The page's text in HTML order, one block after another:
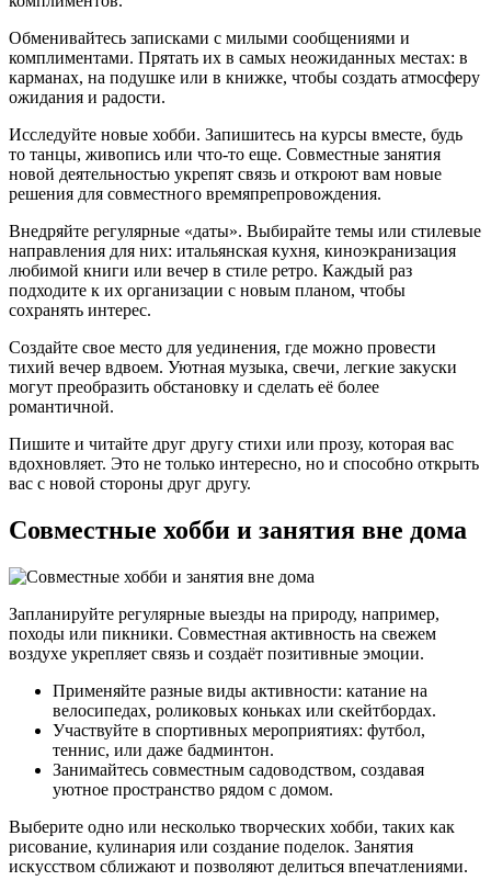
Обменивайтесь записками с милыми сообщениями и
комплиментами. Прятать их в самых неожиданных местах: в
карманах, на подушке или в книжке, чтобы создать атмосферу
ожидания и радости.
Исследуйте новые хобби. Запишитесь на курсы вместе, будь
то танцы, живопись или что-то еще. Совместные занятия
новой деятельностью укрепят связь и откроют вам новые
решения для совместного времяпрепровождения.
Внедряйте регулярные «даты». Выбирайте темы или стилевые
направления для них: итальянская кухня, киноэкранизация
любимой книги или вечер в стиле ретро. Каждый раз
подходите к их организации с новым планом, чтобы
сохранять интерес.
Создайте свое место для уединения, где можно провести
тихий вечер вдвоем. Уютная музыка, свечи, легкие закуски
могут преобразить обстановку и сделать её более
романтичной.
Пишите и читайте друг другу стихи или прозу, которая вас
вдохновляет. Это не только интересно, но и способно открыть
вас с новой стороны друг другу.
Совместные хобби и занятия вне дома
Запланируйте регулярные выезды на природу, например,
походы или пикники. Совместная активность на свежем
воздухе укрепляет связь и создаёт позитивные эмоции.
Применяйте разные виды активности: катание на
велосипедах, роликовых коньках или скейтбордах.
Участвуйте в спортивных мероприятиях: футбол,
теннис, или даже бадминтон.
Занимайтесь совместным садоводством, создавая
уютное пространство рядом с домом.
Выберите одно или несколько творческих хобби, таких как
рисование, кулинария или создание поделок. Занятия
искусством сближают и позволяют делиться впечатлениями.